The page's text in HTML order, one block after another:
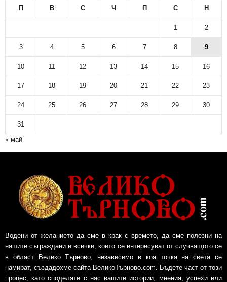
П В С Ч П С Н
1 2
3 4 5 6 7 8 9
10 11 12 13 14 15 16
17 18 19 20 21 22 23
24 25 26 27 28 29 30
31
« май
Водени от желанието да сме в крак с времето, да сме полезни на
нашите съграждани и всички, които се интересуват от случващото се
в област Велико Търново, независимо в коя точка на света се
намират, създадохме сайта ВеликоТърново.com. Бъдете част от този
процес, като споделяте с нас вашите истории, мнения, успехи или